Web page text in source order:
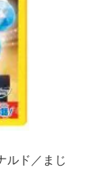
ルド／まじ